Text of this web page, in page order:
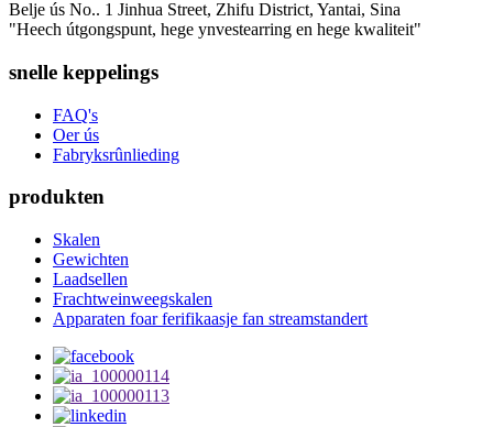
Belje ús No.. 1 Jinhua Street, Zhifu District, Yantai, Sina
"Heech útgongspunt, hege ynvestearring en hege kwaliteit"
snelle keppelings
FAQ's
Oer ús
Fabryksrûnlieding
produkten
Skalen
Gewichten
Laadsellen
Frachtweinweegskalen
Apparaten foar ferifikaasje fan streamstandert